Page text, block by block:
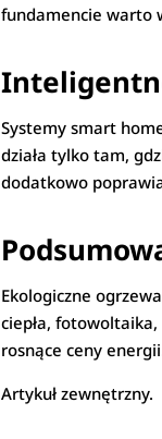
fundamencie warto
Systemy smart
działa tylko tam,
dodatkowo
Ekologiczne
ciepła,
rosnące ceny
Artykuł zewnętrzny.